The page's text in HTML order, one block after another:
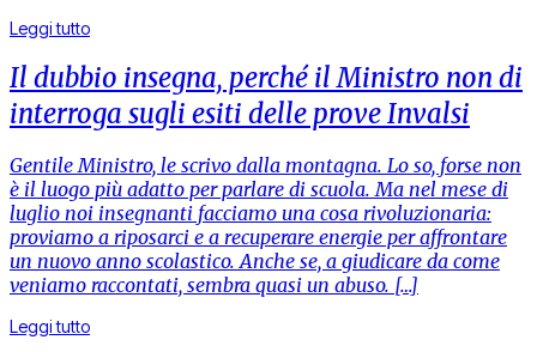
Leggi tutto
Il dubbio insegna, perché il Ministro non di
interroga sugli esiti delle prove Invalsi
Gentile Ministro, le scrivo dalla montagna. Lo so, forse non
è il luogo più adatto per parlare di scuola. Ma nel mese di
luglio noi insegnanti facciamo una cosa rivoluzionaria:
proviamo a riposarci e a recuperare energie per affrontare
un nuovo anno scolastico. Anche se, a giudicare da come
veniamo raccontati, sembra quasi un abuso. […]
Leggi tutto